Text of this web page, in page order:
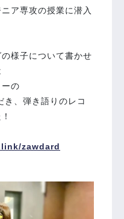
ア専攻の授業に潜入
様子について書かせ
の
き、弾き語りのレコ
zawdard